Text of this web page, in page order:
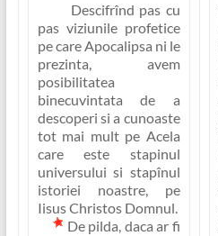
Descifrînd pas cu
pas viziunile profetice
pe care Apocalipsa ni le
prezinta, avem
posibilitatea
binecuvintata de a
descoperi si a cunoaste
tot mai mult pe Acela
care este stapinul
universului si stapînul
istoriei noastre, pe
Iisus Christos Domnul.
De pilda, daca ar fi